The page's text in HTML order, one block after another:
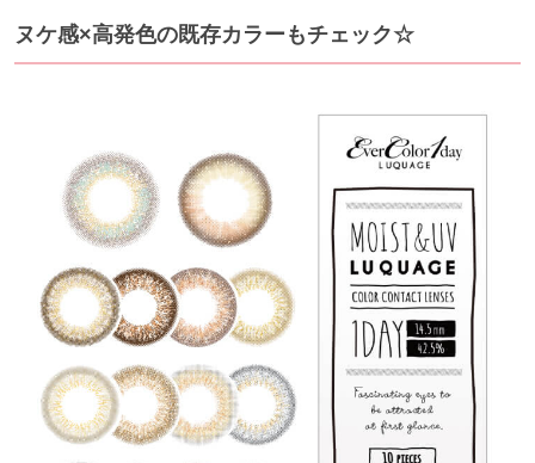
ヌケ感×高発色の既存カラーもチェック☆